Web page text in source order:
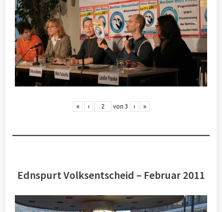
« ‹ von 3 › »
Ednspurt Volksentscheid – Februar 2011